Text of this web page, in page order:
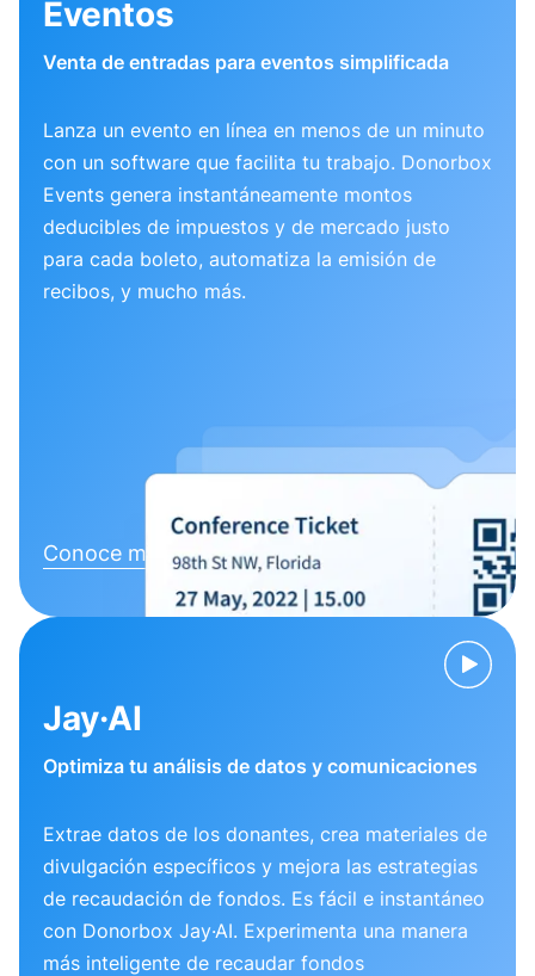
Eventos
Venta de entradas para eventos simplificada
Lanza un evento en línea en menos de un minuto
con un software que facilita tu trabajo. Donorbox
Events genera instantáneamente montos
deducibles de impuestos y de mercado justo
para cada boleto, automatiza la emisión de
recibos, y mucho más.
Conoce más
Jay·AI
Optimiza tu análisis de datos y comunicaciones
Extrae datos de los donantes, crea materiales de
divulgación específicos y mejora las estrategias
de recaudación de fondos. Es fácil e instantáneo
con Donorbox Jay·AI. Experimenta una manera
más inteligente de recaudar fondos